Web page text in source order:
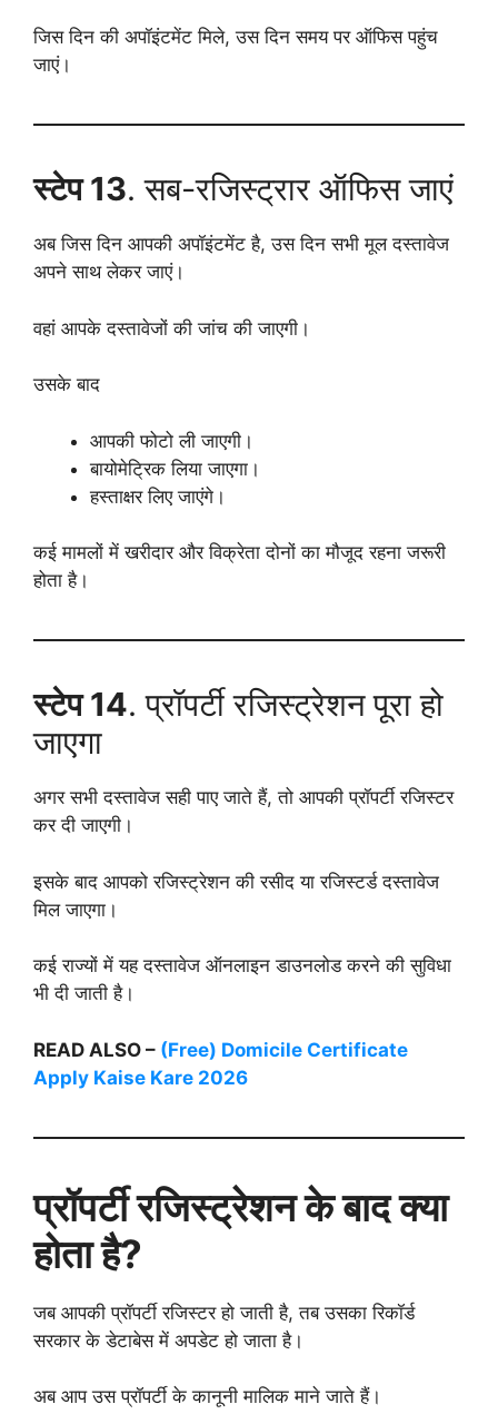
जिस दिन की अपॉइंटमेंट मिले, उस दिन समय पर ऑफिस पहुंच
जाएं।
स्टेप 13. सब-रजिस्ट्रार ऑफिस जाएं
अब जिस दिन आपकी अपॉइंटमेंट है, उस दिन सभी मूल दस्तावेज
अपने साथ लेकर जाएं।
वहां आपके दस्तावेजों की जांच की जाएगी।
उसके बाद
आपकी फोटो ली जाएगी।
बायोमेट्रिक लिया जाएगा।
हस्ताक्षर लिए जाएंगे।
कई मामलों में खरीदार और विक्रेता दोनों का मौजूद रहना जरूरी
होता है।
स्टेप 14. प्रॉपर्टी रजिस्ट्रेशन पूरा हो
जाएगा
अगर सभी दस्तावेज सही पाए जाते हैं, तो आपकी प्रॉपर्टी रजिस्टर
कर दी जाएगी।
इसके बाद आपको रजिस्ट्रेशन की रसीद या रजिस्टर्ड दस्तावेज
मिल जाएगा।
कई राज्यों में यह दस्तावेज ऑनलाइन डाउनलोड करने की सुविधा
भी दी जाती है।
READ ALSO – (Free) Domicile Certificate
Apply Kaise Kare 2026
प्रॉपर्टी रजिस्ट्रेशन के बाद क्या
होता है?
जब आपकी प्रॉपर्टी रजिस्टर हो जाती है, तब उसका रिकॉर्ड
सरकार के डेटाबेस में अपडेट हो जाता है।
अब आप उस प्रॉपर्टी के कानूनी मालिक माने जाते हैं।